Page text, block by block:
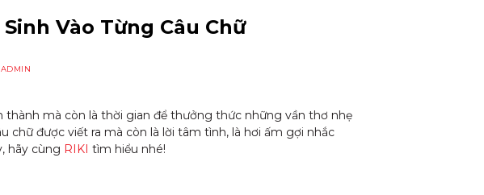
Vào Từng Câu Chữ
ADMIN
mà còn là thời gian để thưởng thức những vần thơ nhẹ
chữ được viết ra mà còn là lời tâm tình, là hơi ấm gợi nhắc
hãy cùng RIKI tìm hiểu nhé!